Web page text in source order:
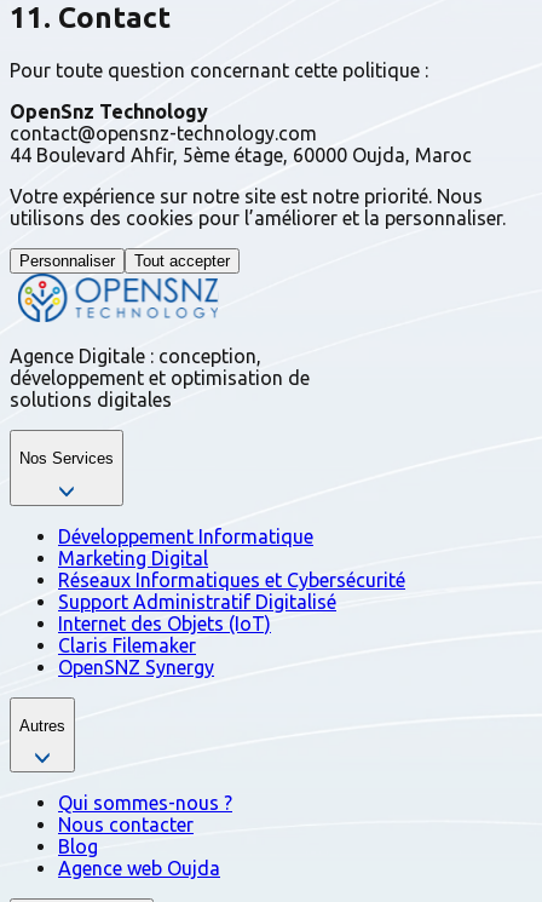
11. Contact
Pour toute question concernant cette politique :
OpenSnz Technology
contact@opensnz-technology.com
44 Boulevard Ahfir, 5ème étage, 60000 Oujda, Maroc
Votre expérience sur notre site est notre priorité. Nous
utilisons des cookies pour l’améliorer et la personnaliser.
Personnaliser Tout accepter
Agence Digitale : conception,
développement et optimisation de
solutions digitales
Nos Services
Développement Informatique
Marketing Digital
Réseaux Informatiques et Cybersécurité
Support Administratif Digitalisé
Internet des Objets (IoT)
Claris Filemaker
OpenSNZ Synergy
Autres
Qui sommes-nous ?
Nous contacter
Blog
Agence web Oujda